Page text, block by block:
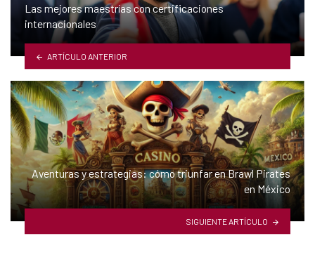
Las mejores maestrías con certificaciones
internacionales
ARTÍCULO ANTERIOR
Aventuras y estrategias: cómo triunfar en Brawl Pirates
en México
SIGUIENTE ARTÍCULO